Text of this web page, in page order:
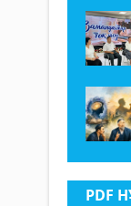
PDF